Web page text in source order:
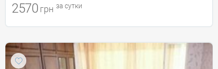
2570 грн за сутки